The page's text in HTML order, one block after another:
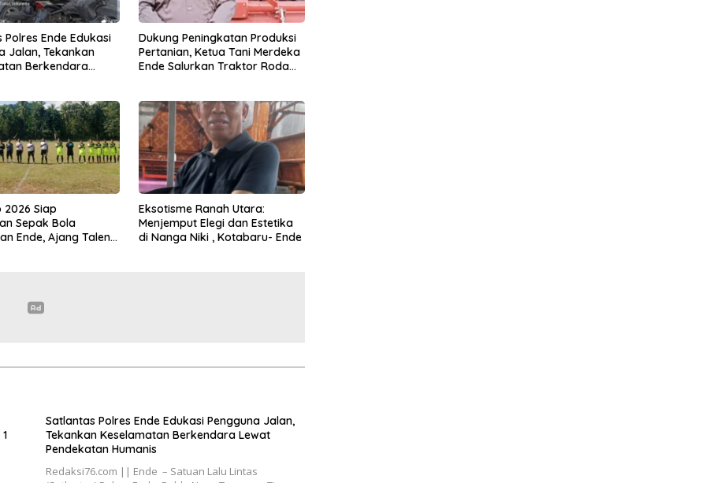
Polres Ende Edukasi
Jalan, Tekankan
Berkendara
Dukung Peningkatan Produksi
Pertanian, Ketua Tani Merdeka
Ende Salurkan Traktor Roda
2026 Siap
Sepak Bola
Ende, Ajang Talent
Eksotisme Ranah Utara:
Menjemput Elegi dan Estetika
di Nanga Niki , Kotabaru- Ende
Satlantas Polres Ende Edukasi Pengguna Jalan,
Tekankan Keselamatan Berkendara Lewat
Pendekatan Humanis
Redaksi76.com || Ende – Satuan Lalu Lintas